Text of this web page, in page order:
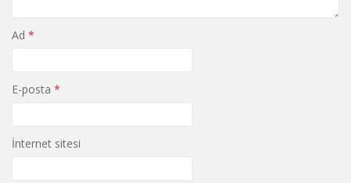
Ad *
E-posta *
İnternet sitesi